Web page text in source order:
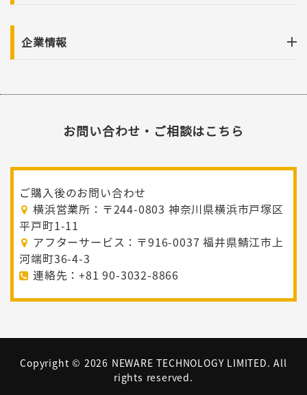
企業情報
お問い合わせ・ご相談はこちら
ご購入後のお問い合わせ
横浜営業所：〒244-0803 神奈川県横浜市戸塚区
平戸町1-11
アフターサービス：〒916-0037 福井県鯖江市上
河端町36-4-3
連絡先：+81 90-3032-8866
Copyright © 2026 NEWARE TECHNOLOGY LIMITED. All
rights reserved.